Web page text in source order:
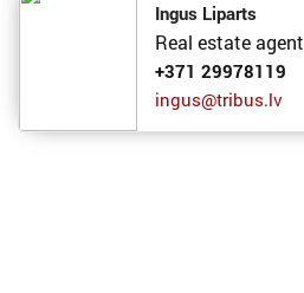
Ingus Liparts
Real estate agent
+371 29978119
ingus@tribus.lv